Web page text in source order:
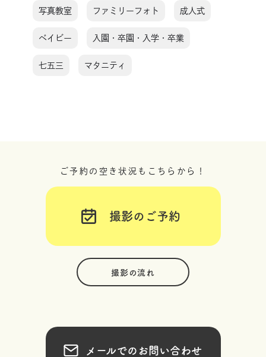
写真教室 ファミリーフォト 成人式
ベイビー 入園・卒園・入学・卒業
七五三 マタニティ
ご予約の空き状況もこちらから！
撮影のご予約
撮影の流れ
メールでのお問い合わせ